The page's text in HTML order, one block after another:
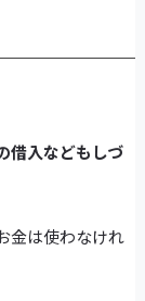
借入などもしづ
金は使わなけれ